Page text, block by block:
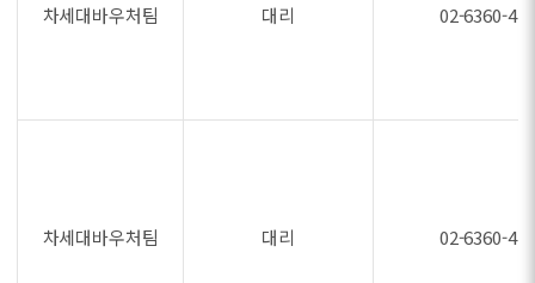
차세대바우처팀 대리 02-6360-
차세대바우처팀 대리 02-6360-